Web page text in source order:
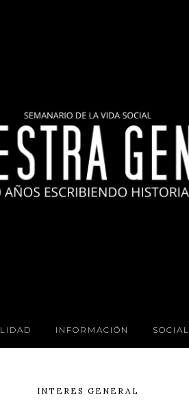
INFORMACIÓN
INTERES GENERAL